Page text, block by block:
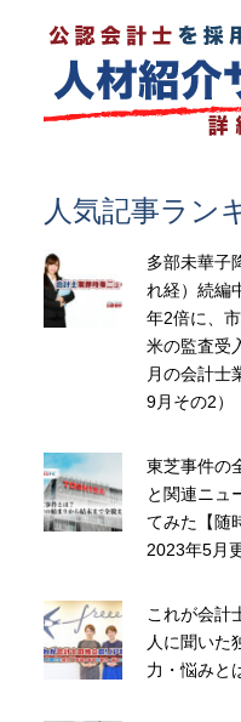
人気記事ラン
多部未華子
れ経）続編
年2倍に、
米の監査受
月の会計士
9月その2）
東芝事件の
と関連ニュ
てみた【随
2023年5月
これが会計
人に聞いた
力・悩みと